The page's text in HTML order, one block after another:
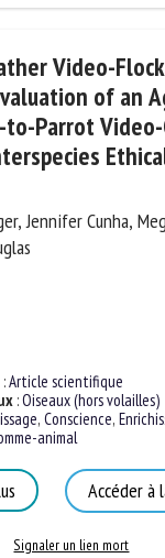
Video-
of an
to-Parrot
Jennifer Cunha,
:Article scientifique
:Oiseaux (hors volailles)
, Conscience,
animal
Accéder à
Signaler un lien mort